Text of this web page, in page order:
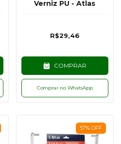
Verniz PU - Atlas
R$29,46
COMPRAR
Comprar no WhatsApp
57% OFF